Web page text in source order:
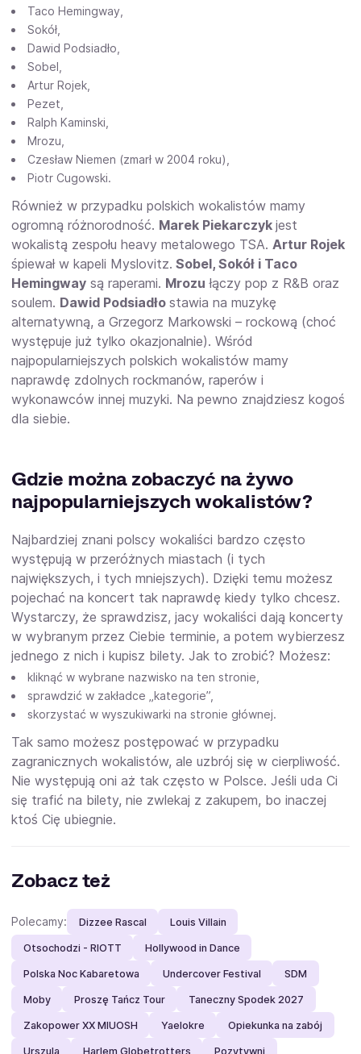
Taco Hemingway,
Sokół,
Dawid Podsiadło,
Sobel,
Artur Rojek,
Pezet,
Ralph Kaminski,
Mrozu,
Czesław Niemen (zmarł w 2004 roku),
Piotr Cugowski.
Również w przypadku polskich wokalistów mamy
ogromną różnorodność. Marek Piekarczyk jest
wokalistą zespołu heavy metalowego TSA. Artur Rojek
śpiewał w kapeli Myslovitz. Sobel, Sokół i Taco
Hemingway są raperami. Mrozu łączy pop z R&B oraz
soulem. Dawid Podsiadło stawia na muzykę
alternatywną, a Grzegorz Markowski – rockową (choć
występuje już tylko okazjonalnie). Wśród
najpopularniejszych polskich wokalistów mamy
naprawdę zdolnych rockmanów, raperów i
wykonawców innej muzyki. Na pewno znajdziesz kogoś
dla siebie.
Gdzie można zobaczyć na żywo
najpopularniejszych wokalistów?
Najbardziej znani polscy wokaliści bardzo często
występują w przeróżnych miastach (i tych
największych, i tych mniejszych). Dzięki temu możesz
pojechać na koncert tak naprawdę kiedy tylko chcesz.
Wystarczy, że sprawdzisz, jacy wokaliści dają koncerty
w wybranym przez Ciebie terminie, a potem wybierzesz
jednego z nich i kupisz bilety. Jak to zrobić? Możesz:
kliknąć w wybrane nazwisko na ten stronie,
sprawdzić w zakładce „kategorie”,
skorzystać w wyszukiwarki na stronie głównej.
Tak samo możesz postępować w przypadku
zagranicznych wokalistów, ale uzbrój się w cierpliwość.
Nie występują oni aż tak często w Polsce. Jeśli uda Ci
się trafić na bilety, nie zwlekaj z zakupem, bo inaczej
ktoś Cię ubiegnie.
Zobacz też
Polecamy: Dizzee Rascal Louis Villain
Otsochodzi - RIOTT Hollywood in Dance
Polska Noc Kabaretowa Undercover Festival SDM
Moby Proszę Tańcz Tour Taneczny Spodek 2027
Zakopower XX MIUOSH Yaelokre Opiekunka na zabój
Urszula Harlem Globetrotters Pozytywni